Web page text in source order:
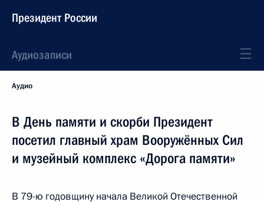
Президент России
Аудиозаписи
Аудио
В День памяти и скорби Президент
посетил главный храм Вооружённых Сил
и музейный комплекс «Дорога памяти»
В 79-ю годовщину начала Великой Отечественной